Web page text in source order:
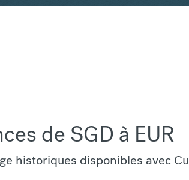
de SGD à EUR
historiques disponibles avec